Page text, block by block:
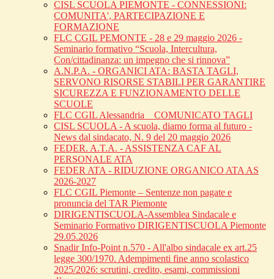
CISL SCUOLA PIEMONTE - CONNESSIONI:
COMUNITA', PARTECIPAZIONE E
FORMAZIONE
FLC CGIL PEMONTE - 28 e 29 maggio 2026 -
Seminario formativo “Scuola, Intercultura,
Con/cittadinanza: un impegno che si rinnova”
A.N.P.A. - ORGANICI ATA: BASTA TAGLI,
SERVONO RISORSE STABILI PER GARANTIRE
SICUREZZA E FUNZIONAMENTO DELLE
SCUOLE
FLC CGIL Alessandria _ COMUNICATO TAGLI
CISL SCUOLA - A scuola, diamo forma al futuro -
News dal sindacato, N. 9 del 20 maggio 2026
FEDER. A.T.A. - ASSISTENZA CAF AL
PERSONALE ATA
FEDER ATA - RIDUZIONE ORGANICO ATA AS
2026-2027
FLC CGIL Piemonte – Sentenze non pagate e
pronuncia del TAR Piemonte
DIRIGENTISCUOLA-Assemblea Sindacale e
Seminario Formativo DIRIGENTISCUOLA Piemonte
29.05.2026
Snadir Info-Point n.570 - All'albo sindacale ex art.25
legge 300/1970. Adempimenti fine anno scolastico
2025/2026: scrutini, credito, esami, commissioni